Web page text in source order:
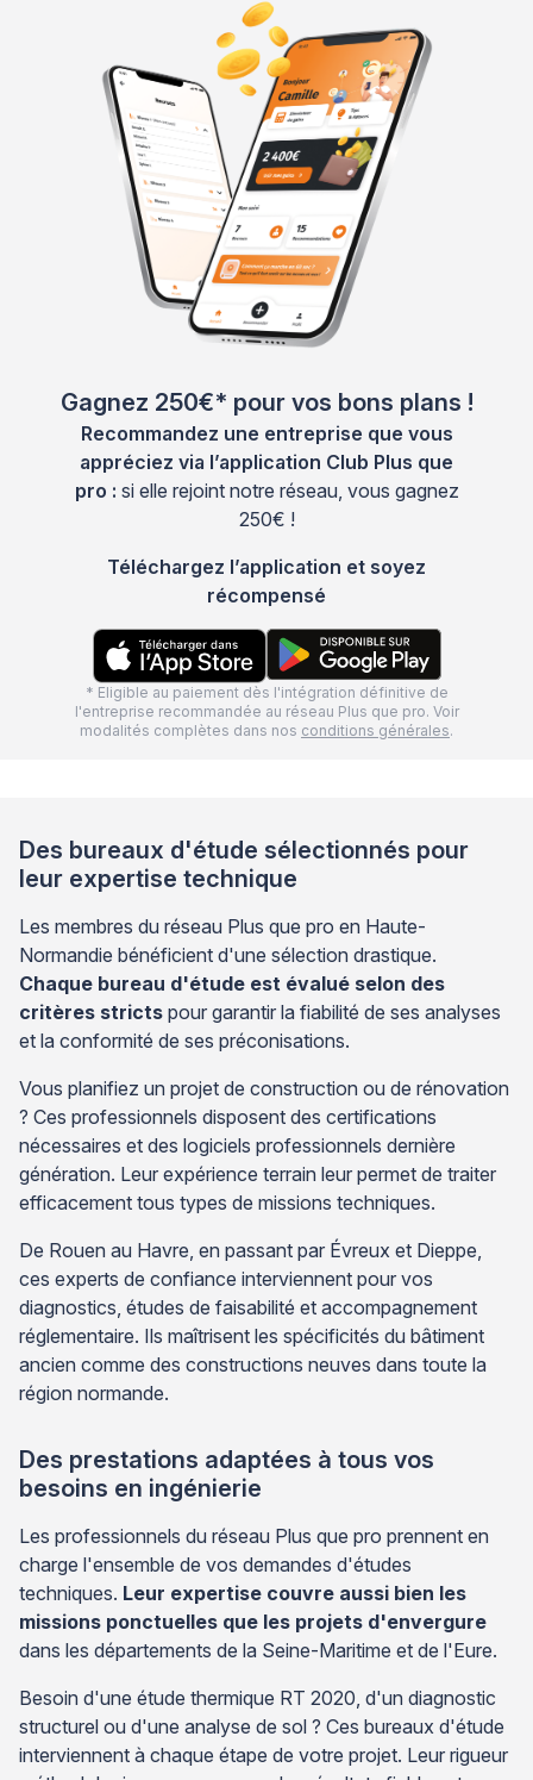
Gagnez 250€* pour vos bons plans !
Recommandez une entreprise que vous
appréciez via l’application Club Plus que
pro : si elle rejoint notre réseau, vous gagnez
250€ !
Téléchargez l’application et soyez
récompensé
* Eligible au paiement dès l'intégration définitive de
l'entreprise recommandée au réseau Plus que pro. Voir
modalités complètes dans nos conditions générales.
Des bureaux d'étude sélectionnés pour
leur expertise technique
Les membres du réseau Plus que pro en Haute-
Normandie bénéficient d'une sélection drastique.
Chaque bureau d'étude est évalué selon des
critères stricts pour garantir la fiabilité de ses analyses
et la conformité de ses préconisations.
Vous planifiez un projet de construction ou de rénovation
? Ces professionnels disposent des certifications
nécessaires et des logiciels professionnels dernière
génération. Leur expérience terrain leur permet de traiter
efficacement tous types de missions techniques.
De Rouen au Havre, en passant par Évreux et Dieppe,
ces experts de confiance interviennent pour vos
diagnostics, études de faisabilité et accompagnement
réglementaire. Ils maîtrisent les spécificités du bâtiment
ancien comme des constructions neuves dans toute la
région normande.
Des prestations adaptées à tous vos
besoins en ingénierie
Les professionnels du réseau Plus que pro prennent en
charge l'ensemble de vos demandes d'études
techniques. Leur expertise couvre aussi bien les
missions ponctuelles que les projets d'envergure
dans les départements de la Seine-Maritime et de l'Eure.
Besoin d'une étude thermique RT 2020, d'un diagnostic
structurel ou d'une analyse de sol ? Ces bureaux d'étude
interviennent à chaque étape de votre projet. Leur rigueur